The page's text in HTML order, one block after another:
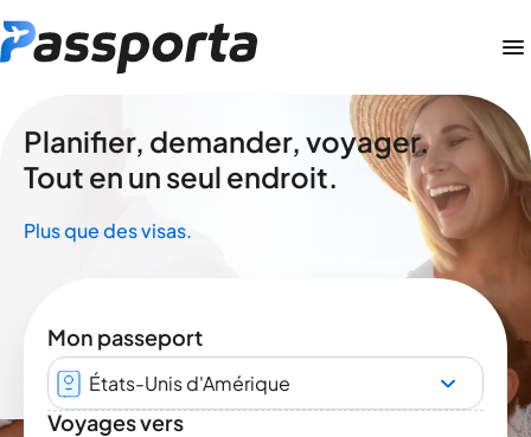
Planifier, demander, voyager.
Tout en un seul endroit.
Plus que des visas.
Mon passeport
États-Unis d'Amérique
Voyages vers